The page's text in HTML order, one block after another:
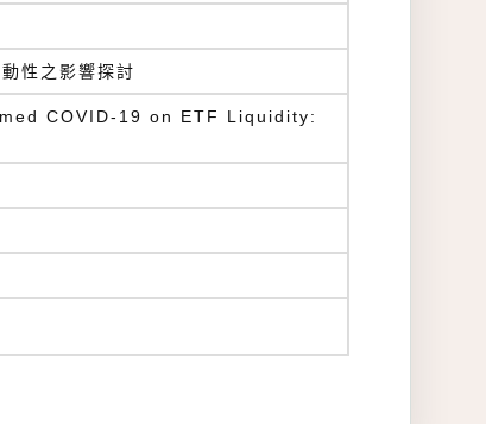
性之影響探討
COVID-19 on ETF Liquidity: